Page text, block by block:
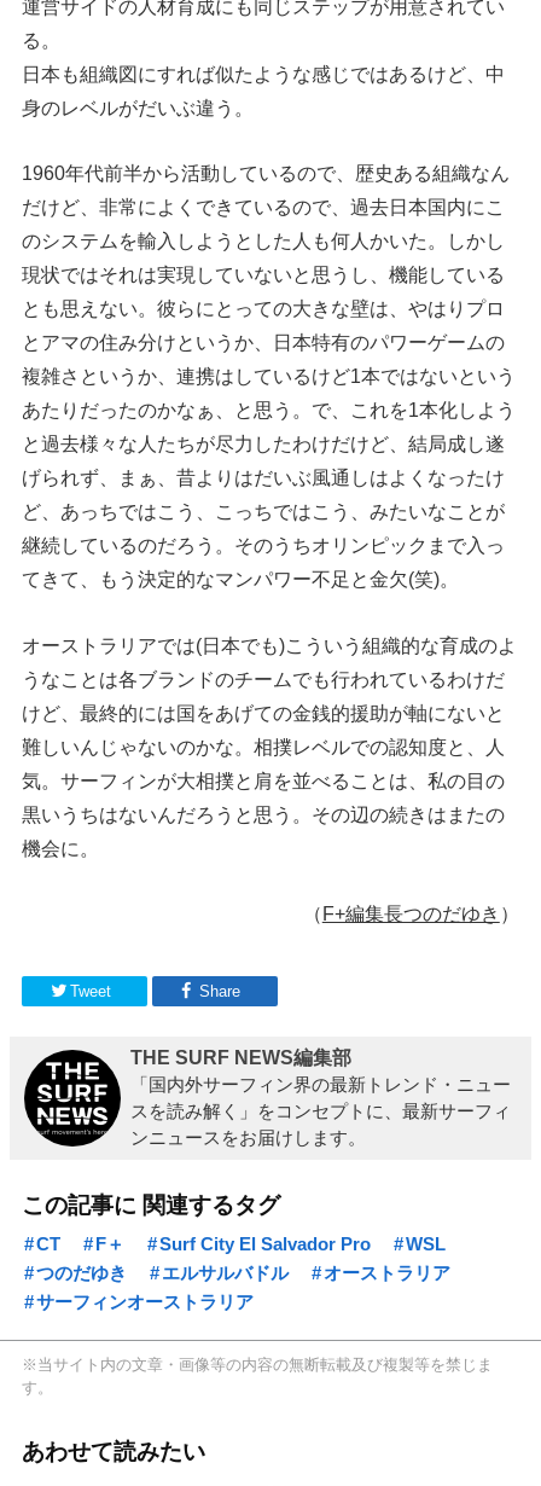
運営サイドの人材育成にも同じステップが用意されてい
る。
日本も組織図にすれば似たような感じではあるけど、中
身のレベルがだいぶ違う。
1960年代前半から活動しているので、歴史ある組織なん
だけど、非常によくできているので、過去日本国内にこ
のシステムを輸入しようとした人も何人かいた。しかし
現状ではそれは実現していないと思うし、機能している
とも思えない。彼らにとっての大きな壁は、やはりプロ
とアマの住み分けというか、日本特有のパワーゲームの
複雑さというか、連携はしているけど1本ではないという
あたりだったのかなぁ、と思う。で、これを1本化しよう
と過去様々な人たちが尽力したわけだけど、結局成し遂
げられず、まぁ、昔よりはだいぶ風通しはよくなったけ
ど、あっちではこう、こっちではこう、みたいなことが
継続しているのだろう。そのうちオリンピックまで入っ
てきて、もう決定的なマンパワー不足と金欠(笑)。
オーストラリアでは(日本でも)こういう組織的な育成のよ
うなことは各ブランドのチームでも行われているわけだ
けど、最終的には国をあげての金銭的援助が軸にないと
難しいんじゃないのかな。相撲レベルでの認知度と、人
気。サーフィンが大相撲と肩を並べることは、私の目の
黒いうちはないんだろうと思う。その辺の続きはまたの
機会に。
（F+編集長つのだゆき ）
Tweet Share
THE SURF NEWS編集部
「国内外サーフィン界の最新トレンド・ニュー
スを読み解く」をコンセプトに、最新サーフィ
ンニュースをお届けします。
この記事に 関連するタグ
CT F＋ Surf City El Salvador Pro
WSL
つのだゆき
エルサルバドル
オーストラリア
サーフィンオーストラリア
※当サイト内の文章・画像等の内容の無断転載及び複製等を禁じま
す。
あわせて読みたい